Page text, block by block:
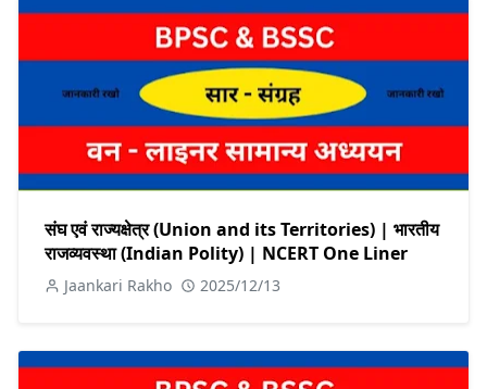
संघ एवं राज्यक्षेत्र (Union and its Territories) | भारतीय
राजव्यवस्था (Indian Polity) | NCERT One Liner
Jaankari Rakho 2025/12/13